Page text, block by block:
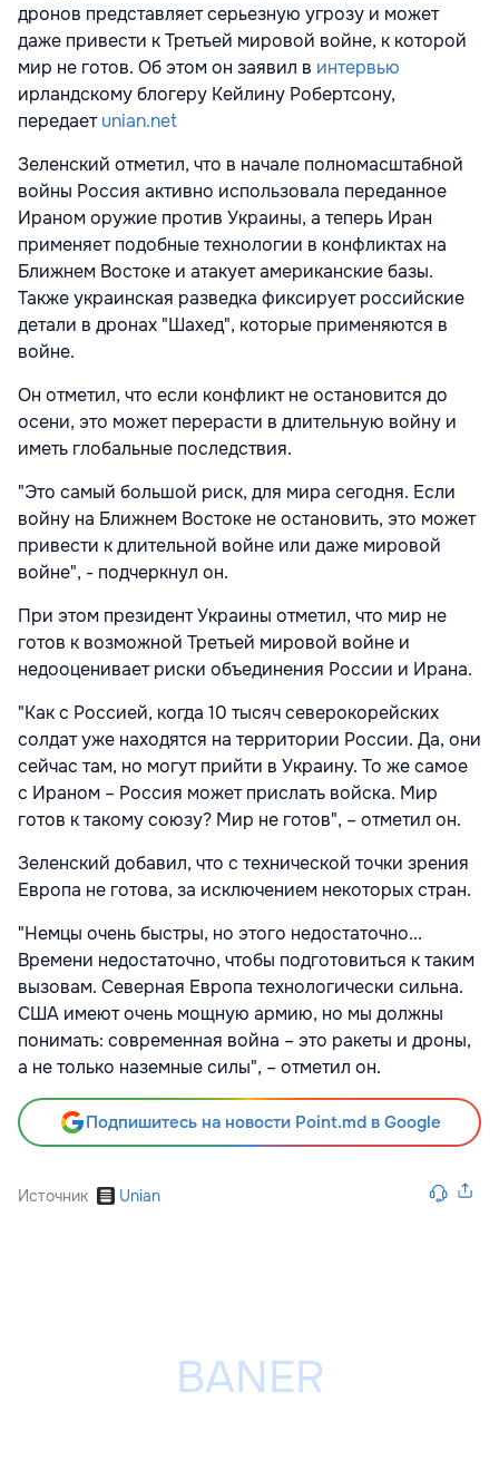
дронов представляет серьезную угрозу и может
даже привести к Третьей мировой войне, к которой
мир не готов. Об этом он заявил в интервью
ирландскому блогеру Кейлину Робертсону,
передаетunian.net
Зеленский отметил, что в начале полномасштабной
войны Россия активно использовала переданное
Ираном оружие против Украины, а теперь Иран
применяет подобные технологии в конфликтах на
Ближнем Востоке и атакует американские базы.
Также украинская разведка фиксирует российские
детали в дронах "Шахед", которые применяются в
войне.
Он отметил, что если конфликт не остановится до
осени, это может перерасти в длительную войну и
иметь глобальные последствия.
"Это самый большой риск, для мира сегодня. Если
войну на Ближнем Востоке не остановить, это может
привести к длительной войне или даже мировой
войне", - подчеркнул он.
При этом президент Украины отметил, что мир не
готов к возможной Третьей мировой войне и
недооценивает риски объединения России и Ирана.
"Как с Россией, когда 10 тысяч северокорейских
солдат уже находятся на территории России. Да, они
сейчас там, но могут прийти в Украину. То же самое
с Ираном – Россия может прислать войска. Мир
готов к такому союзу? Мир не готов", – отметил он.
Зеленский добавил, что с технической точки зрения
Европа не готова, за исключением некоторых стран.
"Немцы очень быстры, но этого недостаточно...
Времени недостаточно, чтобы подготовиться к таким
вызовам. Северная Европа технологически сильна.
США имеют очень мощную армию, но мы должны
понимать: современная война – это ракеты и дроны,
а не только наземные силы", – отметил он.
Подпишитесь на новости Point.md в Google
Источник Unian